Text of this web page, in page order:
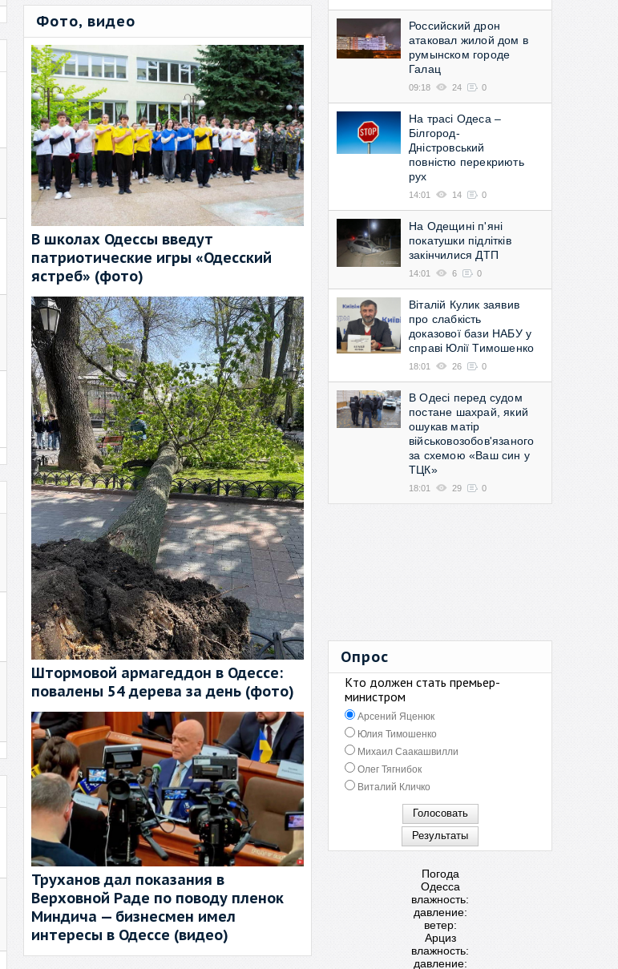
Фото, видео
В школах Одессы введут
патриотические игры «Одесский
ястреб» (фото)
Штормовой армагеддон в Одессе:
повалены 54 дерева за день (фото)
Труханов дал показания в
Верховной Раде по поводу пленок
Миндича — бизнесмен имел
интересы в Одессе (видео)
Российский дрон
атаковал жилой дом в
румынском городе
Галац
09:18 24 0
На трасі Одеса –
Білгород-
Дністровський
повністю перекриють
рух
14:01 14 0
На Одещині п'яні
покатушки підлітків
закінчилися ДТП
14:01 6 0
Віталій Кулик заявив
про слабкість
доказової бази НАБУ у
справі Юлії Тимошенко
18:01 26 0
В Одесі перед судом
постане шахрай, який
ошукав матір
військовозобов'язаного
за схемою «Ваш син у
ТЦК»
18:01 29 0
Опрос
Кто должен стать премьер-
министром
Арсений Яценюк
Юлия Тимошенко
Михаил Саакашвилли
Олег Тягнибок
Виталий Кличко
Погода
Одесса
влажность:
давление:
ветер:
Арциз
влажность:
давление: